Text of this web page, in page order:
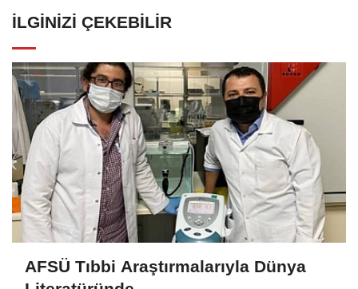
İLGINIZI ÇEKEBILIR
AFSÜ Tıbbi Araştırmalarıyla Dünya